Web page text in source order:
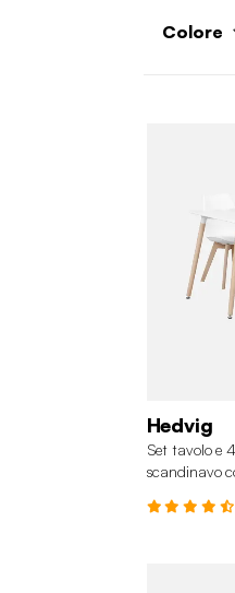
Colore
Hedvig
Set tavolo e
scandinavo